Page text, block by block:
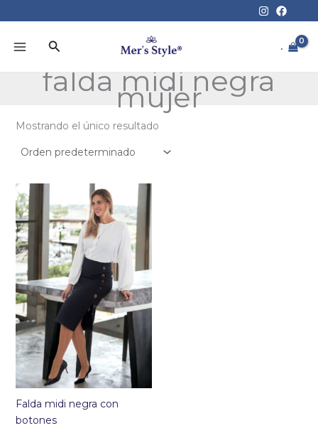
al
contenidoBuscar .
falda midi negra
mujer
Mostrando el único resultado
Falda midi negra con
botones